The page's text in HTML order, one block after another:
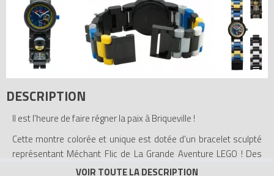
DESCRIPTION
Il est l'heure de faire régner la paix à Briqueville !
Cette montre colorée et unique est dotée d'un bracelet sculpté
représentant Méchant Flic de La Grande Aventure LEGO ! Des
maillons supplémentaires vous permettent d'ajuster le bracelet